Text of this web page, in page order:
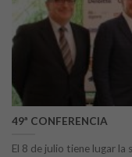
49ª CONFERENCIA
El 8 de julio tiene lugar la